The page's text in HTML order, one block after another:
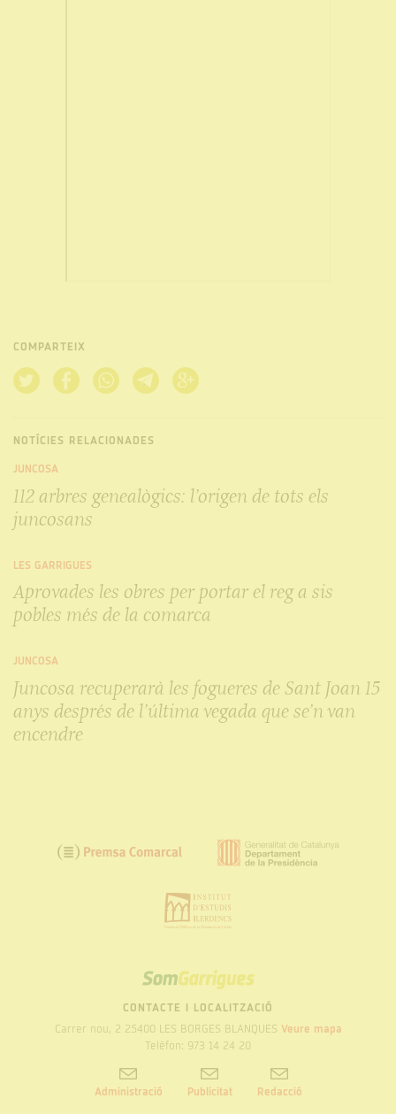
COMPARTEIX
NOTÍCIES RELACIONADES
JUNCOSA
112 arbres genealògics: l’origen de tots els
juncosans
LES GARRIGUES
Aprovades les obres per portar el reg a sis
pobles més de la comarca
JUNCOSA
Juncosa recuperarà les fogueres de Sant Joan 15
anys després de l’última vegada que se’n van
encendre
SOM
GARRIGUES
CONTACTE I LOCALITZACIÓ
Carrer nou, 2 25400 LES BORGES BLANQUES Veure mapa
Telèfon: 973 14 24 20
Administració Publicitat Redacció